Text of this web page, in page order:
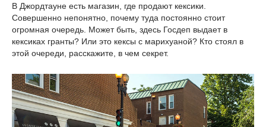
В Джордтауне есть магазин, где продают кексики.
Совершенно непонятно, почему туда постоянно стоит
огромная очередь. Может быть, здесь Госдеп выдает в
кексиках гранты? Или это кексы с марихуаной? Кто стоял в
этой очереди, расскажите, в чем секрет.